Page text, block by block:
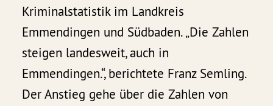
Kriminalstatistik im Landkreis
Emmendingen und Südbaden. „Die Zahlen
steigen landesweit, auch in
Emmendingen.“, berichtete Franz Semling.
Der Anstieg gehe über die Zahlen von